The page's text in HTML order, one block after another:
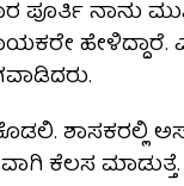
ಪೂರ್ತಿ ನಾನು
ಹೇಳಿದ್ದಾರೆ.
ಶಾಸಕರಲ್ಲಿ
ಕೆಲಸ